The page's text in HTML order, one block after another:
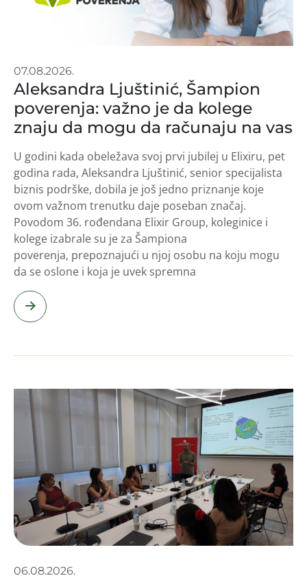
07.08.2026.
Aleksandra Ljuštinić, Šampion
poverenja: važno je da kolege
znaju da mogu da računaju na vas
U godini kada obeležava svoj prvi jubilej u Elixiru, pet
godina rada, Aleksandra Ljuštinić, senior specijalista
biznis podrške, dobila je još jedno priznanje koje
ovom važnom trenutku daje poseban značaj.
Povodom 36. rođendana Elixir Group, koleginice i
kolege izabrale su je za Šampiona
poverenja, prepoznajući u njoj osobu na koju mogu
da se oslone i koja je uvek spremna
06.08.2026.